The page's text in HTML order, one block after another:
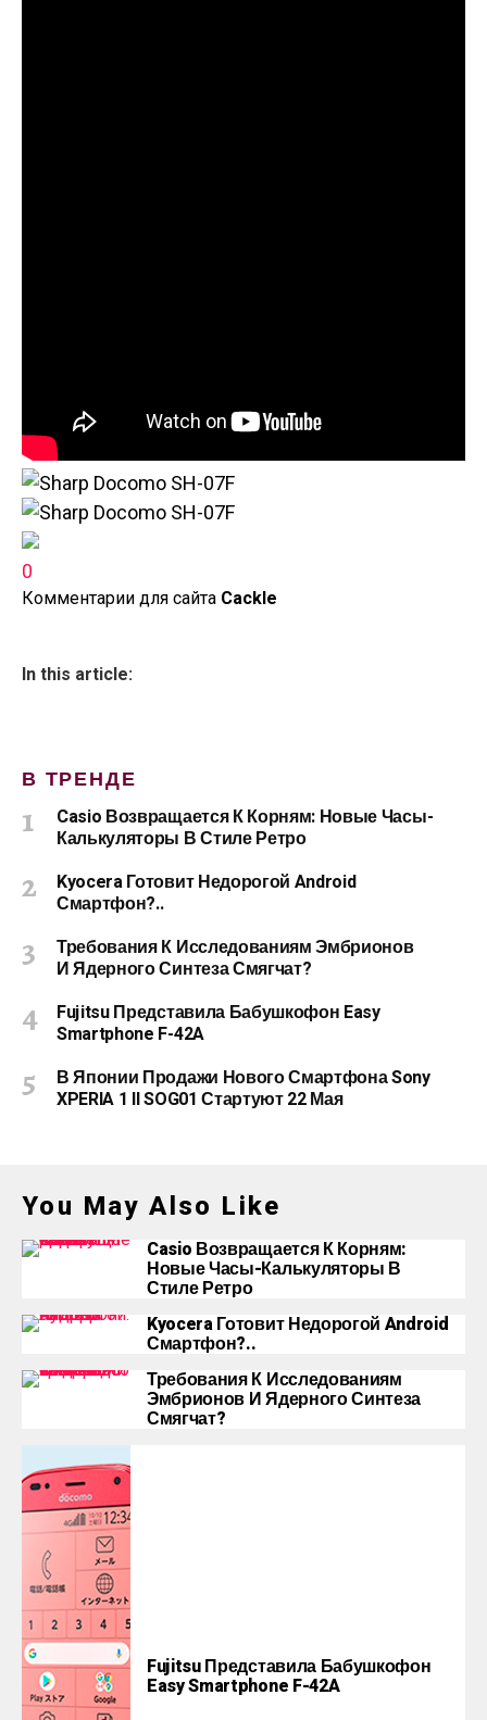
0
Комментарии для сайта Cackle
In this article:
В ТРЕНДЕ
Casio Возвращается К Корням: Новые Часы-
Калькуляторы В Стиле Ретро
Kyocera Готовит Недорогой Android
Смартфон?..
Требования К Исследованиям Эмбрионов
И Ядерного Синтеза Смягчат?
Fujitsu Представила Бабушкофон Easy
Smartphone F-42A
В Японии Продажи Нового Смартфона Sony
XPERIA 1 II SOG01 Стартуют 22 Мая
You May Also Like
Casio Возвращается К Корням:
Новые Часы-Калькуляторы В
Стиле Ретро
Kyocera Готовит Недорогой Android
Смартфон?..
Требования К Исследованиям
Эмбрионов И Ядерного Синтеза
Смягчат?
Fujitsu Представила Бабушкофон
Easy Smartphone F-42A